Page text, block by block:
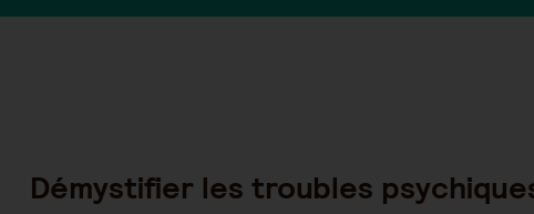
Démystifier les troubles